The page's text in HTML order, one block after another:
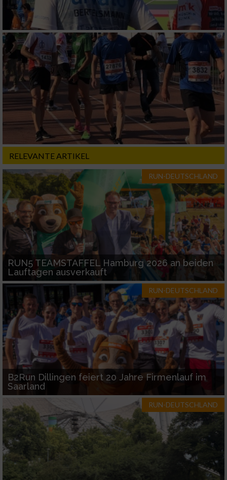
RELEVANTE ARTIKEL
RUN-DEUTSCHLAND
RUN5 TEAMSTAFFEL Hamburg 2026 an beiden
Lauftagen ausverkauft
RUN-DEUTSCHLAND
B2Run Dillingen feiert 20 Jahre Firmenlauf im
Saarland
RUN-DEUTSCHLAND